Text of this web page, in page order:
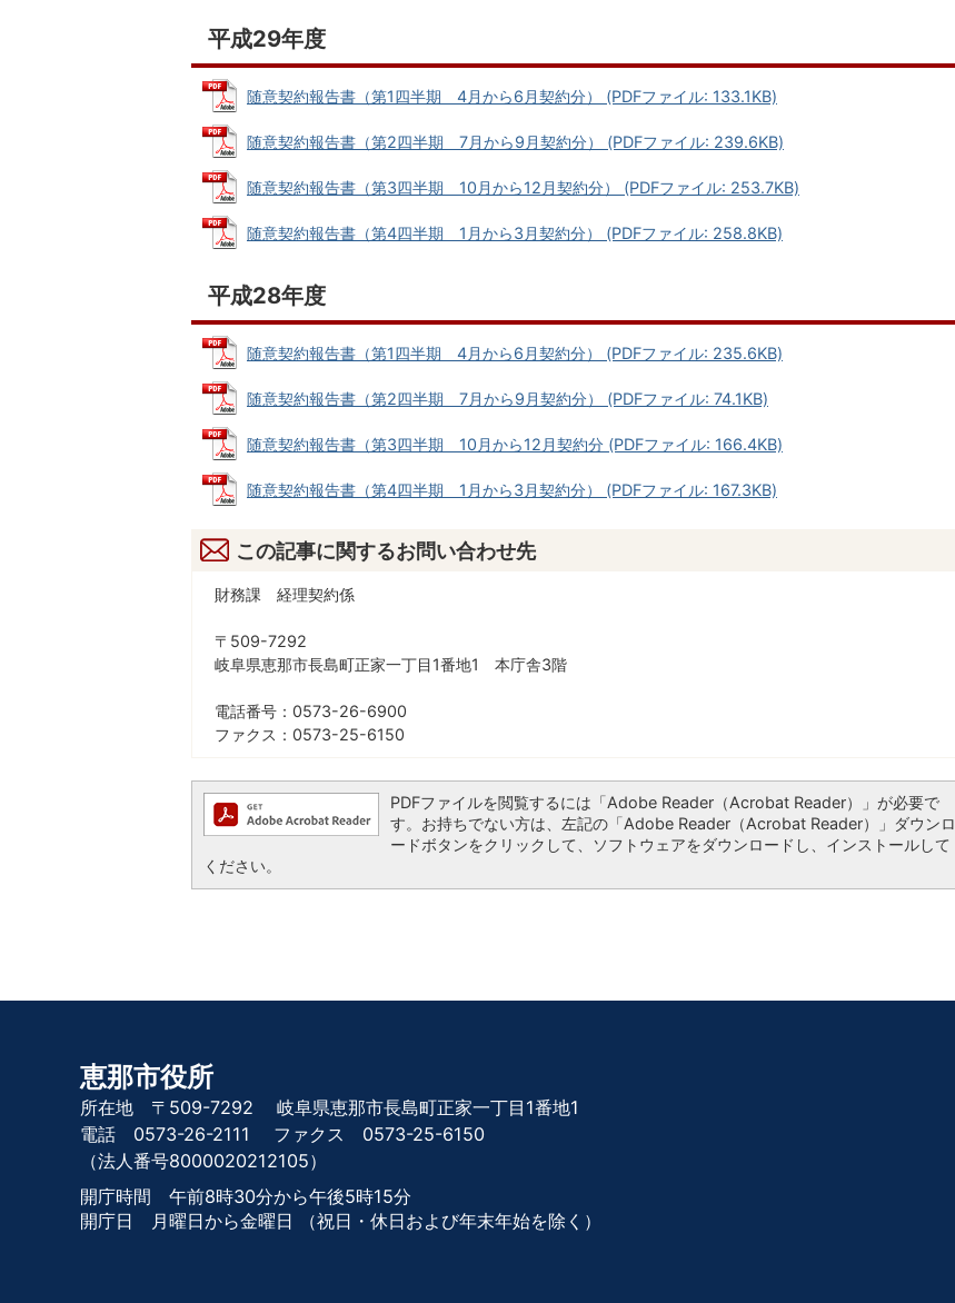
平成29年度
随意契約報告書（第1四半期 4月から6月契約分） (PDFファイル: 133.1KB)
随意契約報告書（第2四半期 7月から9月契約分） (PDFファイル: 239.6KB)
随意契約報告書（第3四半期 10月から12月契約分） (PDFファイル: 253.7KB)
随意契約報告書（第4四半期 1月から3月契約分） (PDFファイル: 258.8KB)
平成28年度
随意契約報告書（第1四半期 4月から6月契約分） (PDFファイル: 235.6KB)
随意契約報告書（第2四半期 7月から9月契約分） (PDFファイル: 74.1KB)
随意契約報告書（第3四半期 10月から12月契約分 (PDFファイル: 166.4KB)
随意契約報告書（第4四半期 1月から3月契約分） (PDFファイル: 167.3KB)
この記事に関するお問い合わせ先
財務課 経理契約係
〒509-7292
岐阜県恵那市長島町正家一丁目1番地1 本庁舎3階
電話番号：0573-26-6900
ファクス：0573-25-6150
PDFファイルを閲覧するには「Adobe Reader（Acrobat Reader）」が必要で
す。お持ちでない方は、左記の「Adobe Reader（Acrobat Reader）」ダウンロ
ードボタンをクリックして、ソフトウェアをダウンロードし、インストールして
ください。
恵那市役所
所在地 〒509-7292
岐阜県恵那市長島町正家一丁目1番地1
電話 0573-26-2111
ファクス 0573-25-6150
（法人番号8000020212105）
開庁時間 午前8時30分から午後5時15分
開庁日 月曜日から金曜日
（祝日・休日および年末年始を除く）